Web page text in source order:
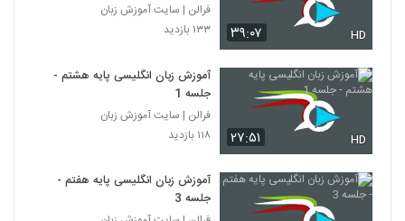
۳۹:۰۷ HD
فرالن | سایت آموزش زبان
۱۳۳ بازدید
۲۷:۵۱ HD
آموزش زبان انگلیسی پایه هشتم -
جلسه 1
فرالن | سایت آموزش زبان
۱۱۸ بازدید
آموزش زبان انگلیسی پایه هفتم -
جلسه 3